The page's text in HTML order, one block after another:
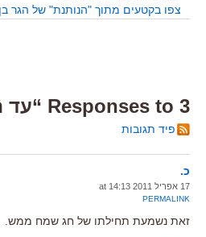
צפו בקטעים מתוך "הנותנת" של הגר
3 Responses to “עד הפעם הבאה”
פיד תגובות
כ.
17 אפריל 2011 at 14:13
PERMALINK
זאת נשמעת תחילתו של חג שמח ממש.